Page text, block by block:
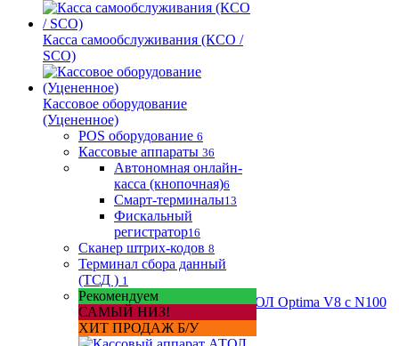
Касса самообслуживания (КСО /
SCO)
Кассовое оборудование
(Уцененное)
POS оборудование 6
Кассовые аппараты 36
Автономная онлайн-
касса (кнопочная)6
Смарт-терминалы13
Фискальный
регистратор16
Сканер штрих-кодов 8
Терминал сбора данный
(ТСД ) 1
Рекомендуем
САМЫЙ НИЗ!
ХИТ ПРОДАЖ Б/У